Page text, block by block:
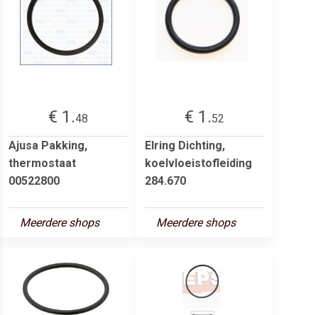
€ 1.48
Ajusa Pakking,
thermostaat
00522800
Meerdere shops
€ 1.52
Elring Dichting,
koelvloeistofleiding
284.670
Meerdere shops